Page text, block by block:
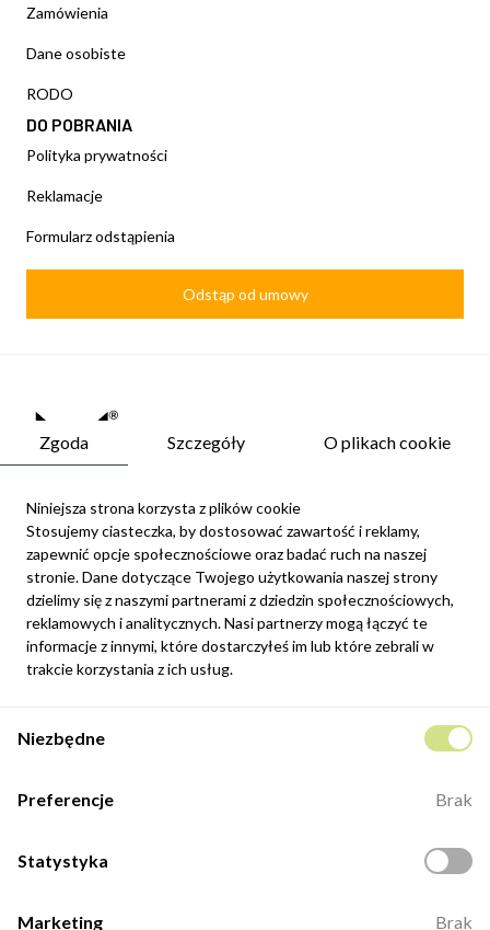
Zamówienia
Dane osobiste
RODO
DO POBRANIA
Polityka prywatności
Reklamacje
Formularz odstąpienia
Odstąp od umowy
Newsletter
Możesz zrezygnować w każdej chwili. W tym celu należy odnaleźć
szczegóły w naszej informacji prawnej.
Zapisz się
internetowego.
Kontakt
Otwarte: 8:00 -16:00
Zgoda Szczegóły O plikach cookie
Niniejsza strona korzysta z plików cookie
Stosujemy ciasteczka, by dostosować zawartość i reklamy,
zapewnić opcje społecznościowe oraz badać ruch na naszej
stronie. Dane dotyczące Twojego użytkowania naszej strony
dzielimy się z naszymi partnerami z dziedzin społecznościowych,
reklamowych i analitycznych. Nasi partnerzy mogą łączyć te
informacje z innymi, które dostarczyłeś im lub które zebrali w
trakcie korzystania z ich usług.
Niezbędne
Preferencje Brak
Statystyka
Marketing Brak